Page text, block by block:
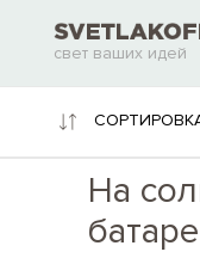
свет ваших идей
На